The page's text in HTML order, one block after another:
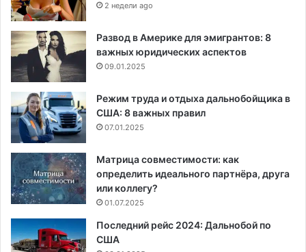
2 недели ago
Развод в Америке для эмигрантов: 8
важных юридических аспектов
09.01.2025
Режим труда и отдыха дальнобойщика в
США: 8 важных правил
07.01.2025
Матрица совместимости: как
определить идеального партнёра, друга
или коллегу?
01.07.2025
Последний рейс 2024: Дальнобой по
США